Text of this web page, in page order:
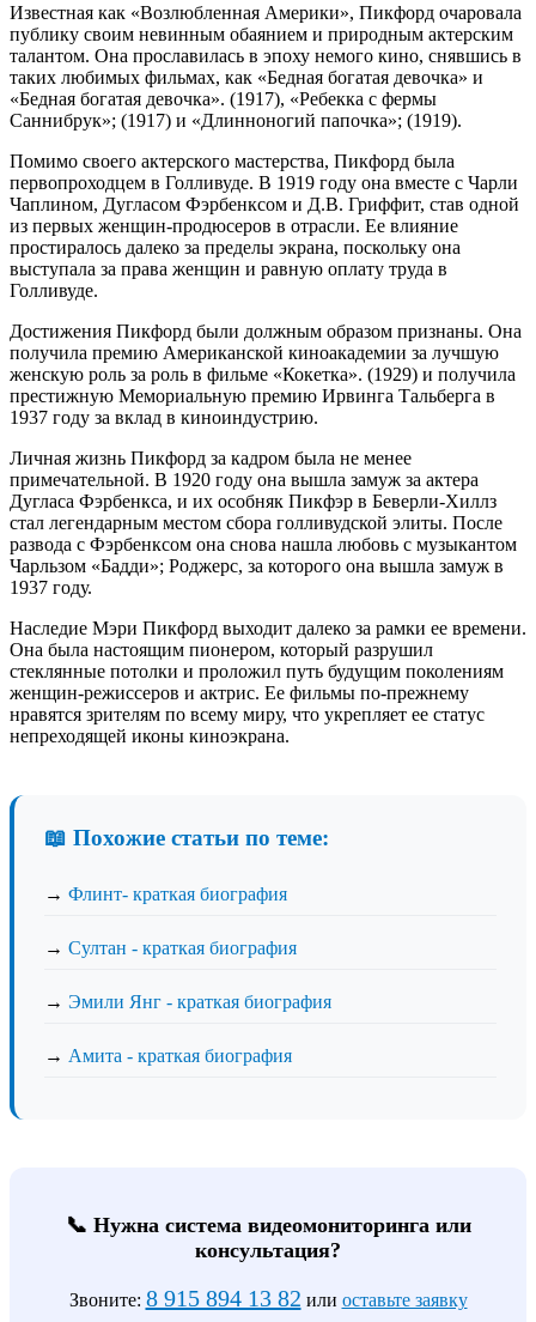
Известная как «Возлюбленная Америки», Пикфорд очаровала
публику своим невинным обаянием и природным актерским
талантом. Она прославилась в эпоху немого кино, снявшись в
таких любимых фильмах, как «Бедная богатая девочка» и
«Бедная богатая девочка». (1917), «Ребекка с фермы
Саннибрук»; (1917) и «Длинноногий папочка»; (1919).
Помимо своего актерского мастерства, Пикфорд была
первопроходцем в Голливуде. В 1919 году она вместе с Чарли
Чаплином, Дугласом Фэрбенксом и Д.В. Гриффит, став одной
из первых женщин-продюсеров в отрасли. Ее влияние
простиралось далеко за пределы экрана, поскольку она
выступала за права женщин и равную оплату труда в
Голливуде.
Достижения Пикфорд были должным образом признаны. Она
получила премию Американской киноакадемии за лучшую
женскую роль за роль в фильме «Кокетка». (1929) и получила
престижную Мемориальную премию Ирвинга Тальберга в
1937 году за вклад в киноиндустрию.
Личная жизнь Пикфорд за кадром была не менее
примечательной. В 1920 году она вышла замуж за актера
Дугласа Фэрбенкса, и их особняк Пикфэр в Беверли-Хиллз
стал легендарным местом сбора голливудской элиты. После
развода с Фэрбенксом она снова нашла любовь с музыкантом
Чарльзом «Бадди»; Роджерс, за которого она вышла замуж в
1937 году.
Наследие Мэри Пикфорд выходит далеко за рамки ее времени.
Она была настоящим пионером, который разрушил
стеклянные потолки и проложил путь будущим поколениям
женщин-режиссеров и актрис. Ее фильмы по-прежнему
нравятся зрителям по всему миру, что укрепляет ее статус
непреходящей иконы киноэкрана.
📖 Похожие статьи по теме:
→ Флинт- краткая биография
→ Султан - краткая биография
→ Эмили Янг - краткая биография
→ Амита - краткая биография
📞 Нужна система видеомониторинга или
консультация?
Звоните: 8 915 894 13 82 или оставьте заявку